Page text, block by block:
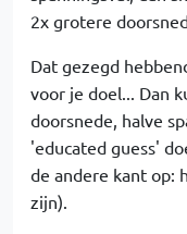
2x grotere
Dat gezegd
voor je doel... Dan
doorsnede, halve
'educated guess'
de andere kant op:
zijn).